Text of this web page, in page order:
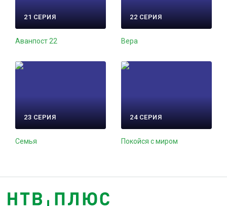
21 СЕРИЯ
Аванпост 22
22 СЕРИЯ
Вера
23 СЕРИЯ
Семья
24 СЕРИЯ
Покойся с миром